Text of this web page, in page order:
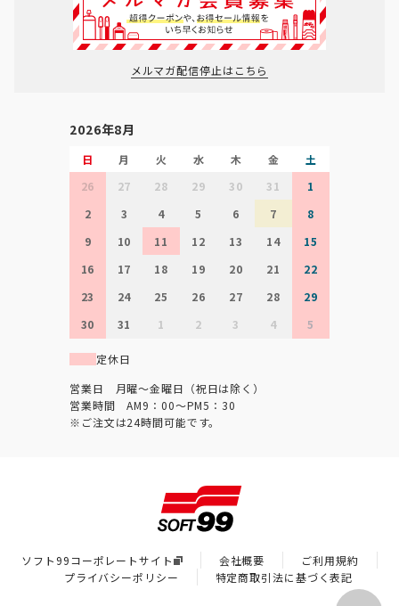
メルマガ配信停止はこちら
2026年8月
日 月 火 水 木 金
土
26
27 28 29 30 31
1
2
3 4 5 6 7
8
9
10 11 12 13 14
15
16
17 18 19 20 21
22
23
24 25 26 27 28
29
30
31 1 2 3 4 5
定休日
営業日 月曜～金曜日（祝日は除く）
営業時間 AM9：00～PM5：30
※ご注文は24時間可能です。
ソフト99コーポレートサイト 会社概要
ご利用規約
プライバシーポリシー
特定商取引法に基づく表記